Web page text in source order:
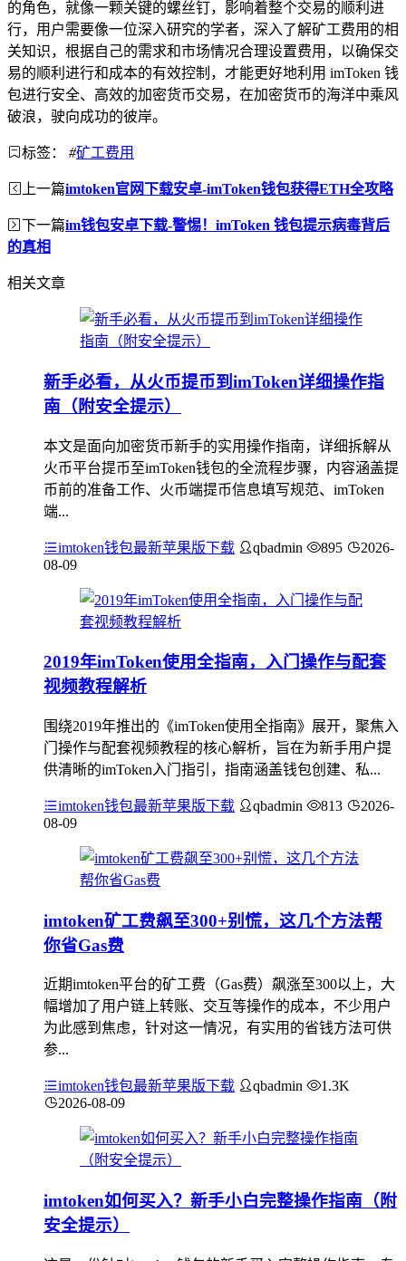
的角色，就像一颗关键的螺丝钉，影响着整个交易的顺利进
行，用户需要像一位深入研究的学者，深入了解矿工费用的相
关知识，根据自己的需求和市场情况合理设置费用，以确保交
易的顺利进行和成本的有效控制，才能更好地利用 imToken 钱
包进行安全、高效的加密货币交易，在加密货币的海洋中乘风
破浪，驶向成功的彼岸。
标签： #矿工费用
上一篇imtoken官网下载安卓-imToken钱包获得ETH全攻略
下一篇im钱包安卓下载-警惕！imToken 钱包提示病毒背后
的真相
相关文章
新手必看，从火币提币到imToken详细操作指
南（附安全提示）
本文是面向加密货币新手的实用操作指南，详细拆解从
火币平台提币至imToken钱包的全流程步骤，内容涵盖提
币前的准备工作、火币端提币信息填写规范、imToken
端...
imtoken钱包最新苹果版下载 qbadmin 895
2026-
08-09
2019年imToken使用全指南，入门操作与配套
视频教程解析
围绕2019年推出的《imToken使用全指南》展开，聚焦入
门操作与配套视频教程的核心解析，旨在为新手用户提
供清晰的imToken入门指引，指南涵盖钱包创建、私...
imtoken钱包最新苹果版下载 qbadmin 813
2026-
08-09
imtoken矿工费飙至300+别慌，这几个方法帮
你省Gas费
近期imtoken平台的矿工费（Gas费）飙涨至300以上，大
幅增加了用户链上转账、交互等操作的成本，不少用户
为此感到焦虑，针对这一情况，有实用的省钱方法可供
参...
imtoken钱包最新苹果版下载 qbadmin
1.3K
2026-08-09
imtoken如何买入？新手小白完整操作指南（附
安全提示）